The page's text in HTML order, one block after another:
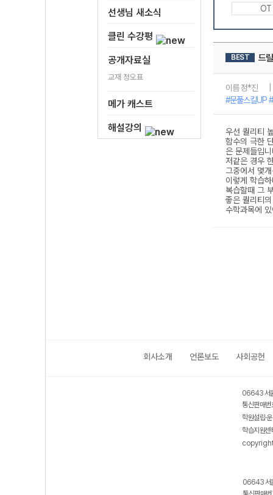
선생님 새소식
클린 수강평
공개자료실
교재 정오표
메가 캐스트
해설강의
회사소개 언론보도 사회공헌
06643 서
통신판매
학원설립·
학습지원
06643 서